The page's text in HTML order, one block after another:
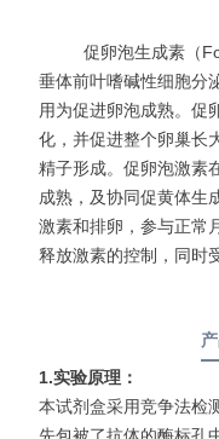
促卵泡生成素（
垂体前叶嗜碱性细胞分
用为促进卵泡成熟。促
化，并促进整个卵巢长
精子形成。促卵泡激素
成熟，及协同促黄体生
激素和排卵，参与正常
释放激素的控制，同时
1.实验原理：
本试剂盒采用竞争法检